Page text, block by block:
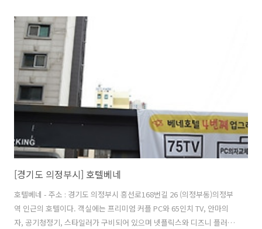
서비스를 제공하며 넷플릭스 시청이 가능하다. 또한, 1층 로비에는 무료
셀프바가 있으며 간이 매점도 운영한다. 주차장은 지하와 지상에 있으며
발렛주차 서비스를 제공한다. 의정부경천철 경기도청북부청사역 2번 출
구에서 200m 거리에 있어 교통이 편리하며 접근성이 좋다. 인근에는 천
보산, 추동근린공원 등이 있다. ※ 소개 ..
[경기도 의정부시] 호텔베네
호텔베네 - 주소 : 경기도 의정부시 흥선로168번길 26 (의정부동)의정부
역 인근의 호텔이다. 객실에는 프리미엄 커플 PC와 65인치 TV, 안마의
자, 공기청정기, 스타일러가 구비되어 있으며 넷플릭스와 디즈니 플러스